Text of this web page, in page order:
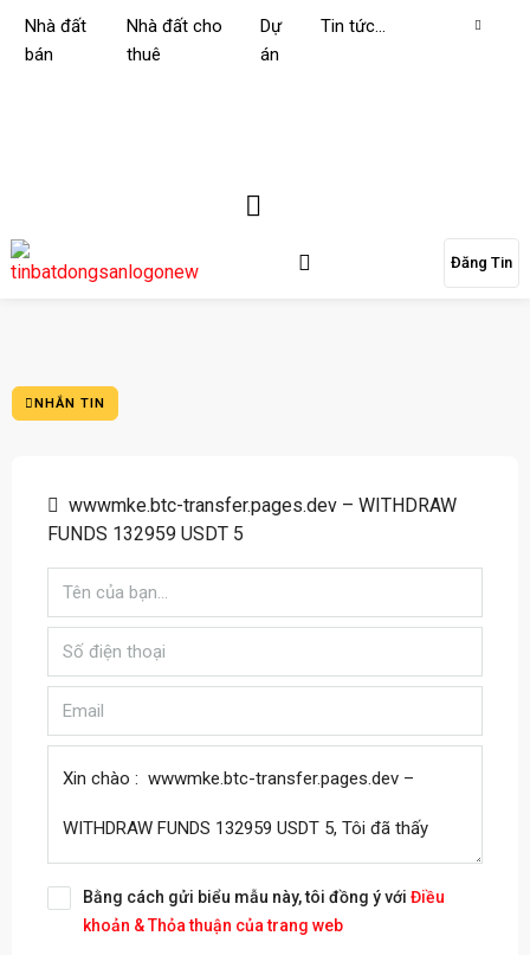
Nhà đất
bán
Nhà đất cho
thuê
Dự
án
Tin tức…
Đăng Tin
NHẮN TIN
wwwmke.btc-transfer.pages.dev – WITHDRAW
FUNDS 132959 USDT 5
Bằng cách gửi biểu mẫu này, tôi đồng ý với Điều
khoản & Thỏa thuận của trang web